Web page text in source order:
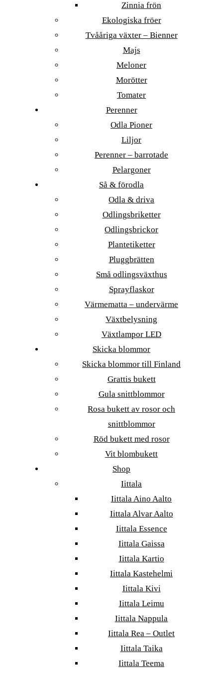
Zinnia frön
Ekologiska fröer
Tvååriga växter – Bienner
Majs
Meloner
Morötter
Tomater
Perenner
Odla Pioner
Liljor
Perenner – barrotade
Pelargoner
Så & förodla
Odla & driva
Odlingsbriketter
Odlingsbrickor
Plantetiketter
Pluggbrätten
Små odlingsväxthus
Sprayflaskor
Värmematta – undervärme
Växtbelysning
Växtlampor LED
Skicka blommor
Skicka blommor till Finland
Grattis bukett
Gula snittblommor
Rosa bukett av rosor och
snittblommor
Röd bukett med rosor
Vit blombukett
Shop
Iittala
Iittala Aino Aalto
Iittala Alvar Aalto
Iittala Essence
Iittala Gaissa
Iittala Kartio
Iittala Kastehelmi
Iittala Kivi
Iittala Leimu
Iittala Nappula
Iittala Rea – Outlet
Iittala Taika
Iittala Teema